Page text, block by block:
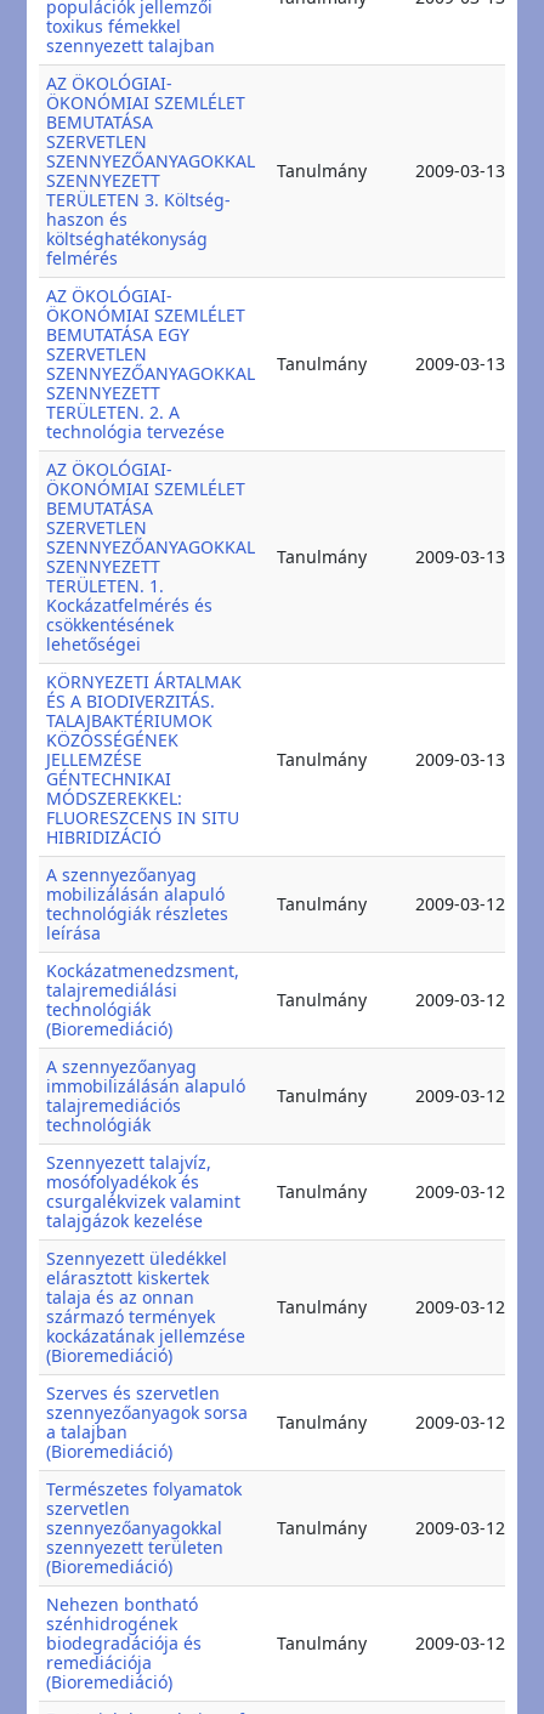
populációk jellemzői
toxikus fémekkel
szennyezett talajban
AZ ÖKOLÓGIAI-
ÖKONÓMIAI SZEMLÉLET
BEMUTATÁSA
SZERVETLEN
SZENNYEZŐANYAGOKKAL
SZENNYEZETT
TERÜLETEN 3. Költség-
haszon és
költséghatékonyság
felmérés
Tanulmány 2009-03-13
AZ ÖKOLÓGIAI-
ÖKONÓMIAI SZEMLÉLET
BEMUTATÁSA EGY
SZERVETLEN
SZENNYEZŐANYAGOKKAL
SZENNYEZETT
TERÜLETEN. 2. A
technológia tervezése
Tanulmány 2009-03-13
AZ ÖKOLÓGIAI-
ÖKONÓMIAI SZEMLÉLET
BEMUTATÁSA
SZERVETLEN
SZENNYEZŐANYAGOKKAL
SZENNYEZETT
TERÜLETEN. 1.
Kockázatfelmérés és
csökkentésének
lehetőségei
Tanulmány 2009-03-13
KÖRNYEZETI ÁRTALMAK
ÉS A BIODIVERZITÁS.
TALAJBAKTÉRIUMOK
KÖZÖSSÉGÉNEK
JELLEMZÉSE
GÉNTECHNIKAI
MÓDSZEREKKEL:
FLUORESZCENS IN SITU
HIBRIDIZÁCIÓ
Tanulmány 2009-03-13
A szennyezőanyag
mobilizálásán alapuló
technológiák részletes
leírása
Tanulmány 2009-03-12
Kockázatmenedzsment,
talajremediálási
technológiák
(Bioremediáció)
Tanulmány 2009-03-12
A szennyezőanyag
immobilizálásán alapuló
talajremediációs
technológiák
Tanulmány 2009-03-12
Szennyezett talajvíz,
mosófolyadékok és
csurgalékvizek valamint
talajgázok kezelése
Tanulmány 2009-03-12
Szennyezett üledékkel
elárasztott kiskertek
talaja és az onnan
származó termények
kockázatának jellemzése
(Bioremediáció)
Tanulmány 2009-03-12
Szerves és szervetlen
szennyezőanyagok sorsa
a talajban
(Bioremediáció)
Tanulmány 2009-03-12
Természetes folyamatok
szervetlen
szennyezőanyagokkal
szennyezett területen
(Bioremediáció)
Tanulmány 2009-03-12
Nehezen bontható
szénhidrogének
biodegradációja és
remediációja
(Bioremediáció)
Tanulmány 2009-03-12